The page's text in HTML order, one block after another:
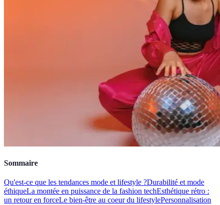
Sommaire
Qu'est-ce que les tendances mode et lifestyle ?Durabilité et mode
éthiqueLa montée en puissance de la fashion techEsthétique rétro :
un retour en forceLe bien-être au coeur du lifestylePersonnalisation